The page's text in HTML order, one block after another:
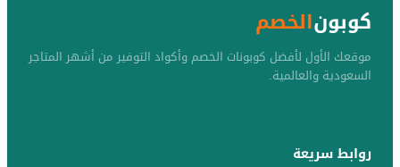
كوبونالخصم
موقعك الأول لأفضل كوبونات الخصم وأكواد التوفير من أشهر المتاجر
السعودية والعالمية.
روابط سريعة